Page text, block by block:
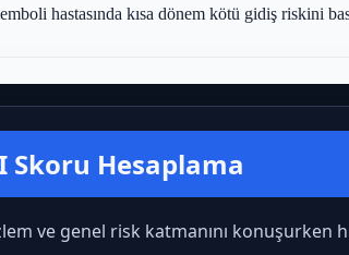
hastasında kısa dönem kötü gidiş riskini